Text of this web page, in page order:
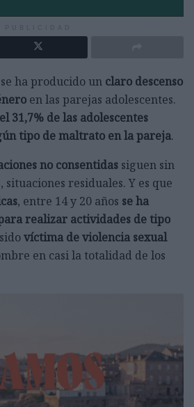
ha producido un claro descenso
en las parejas adolescentes.
el 31,7% de las adolescentes
tipo de maltrato en la pareja.
no consentidas siguen sin
situaciones residuales. Y es que
, entre 14 y 20 años se ha
realizar actividades de tipo
víctima de violencia sexual
en casi la totalidad de los